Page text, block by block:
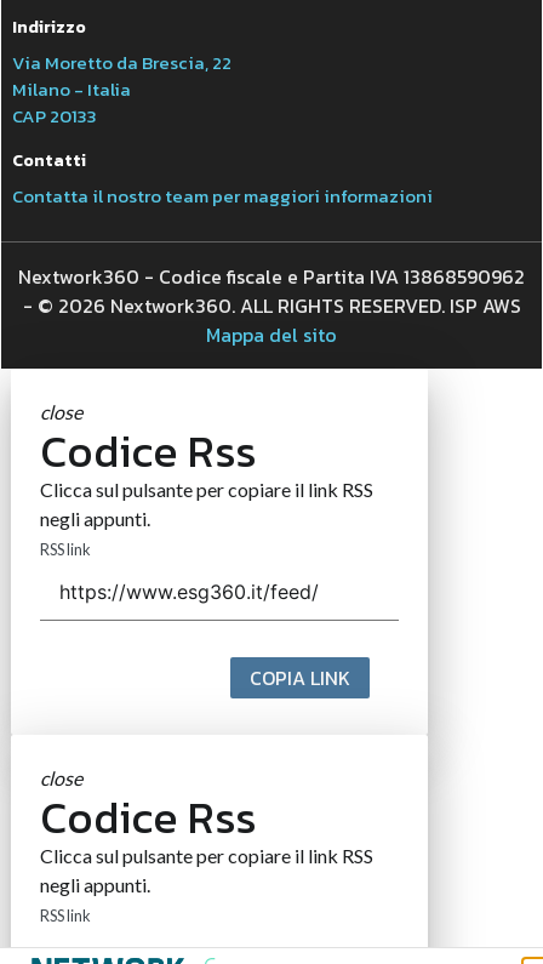
Indirizzo
Via Moretto da Brescia, 22
Milano - Italia
CAP 20133
Contatti
Contatta il nostro team per maggiori informazioni
Nextwork360 - Codice fiscale e Partita IVA 13868590962
- © 2026 Nextwork360. ALL RIGHTS RESERVED. ISP AWS
Mappa del sito
close
Codice Rss
Clicca sul pulsante per copiare il link RSS
negli appunti.
RSS link
COPIA LINK
close
Codice Rss
Clicca sul pulsante per copiare il link RSS
negli appunti.
RSS link